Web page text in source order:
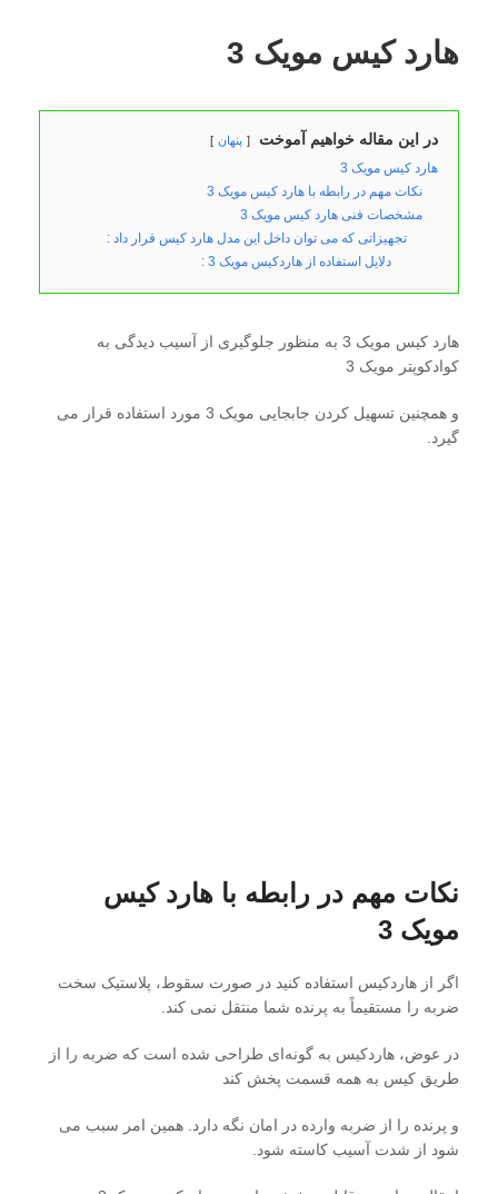
هارد کیس مویک 3
در این مقاله خواهیم آموخت پنهان
هارد کیس مویک 3
نکات مهم در رابطه با هارد کیس مویک 3
مشخصات فنی هارد کیس مویک 3
تجهیزاتی که می توان داخل این مدل هارد کیس قرار داد :
دلایل استفاده از هاردکیس مویک 3 :
هارد کیس مویک 3 به منظور جلوگیری از آسیب دیدگی به
کوادکوپتر مویک 3
و همچنین تسهیل کردن جابجایی مویک 3 مورد استفاده قرار می
گیرد.
نکات مهم در رابطه با هارد کیس
مویک 3
اگر از هاردکیس استفاده کنید در صورت سقوط، پلاستیک سخت
ضربه را مستقیماً به پرنده شما منتقل نمی کند.
در عوض، هاردکیس به گونه‌ای طراحی شده است که ضربه را از
طریق کیس به همه قسمت پخش کند
و پرنده را از ضربه وارده در امان نگه دارد. همین امر سبب می
شود از شدت آسیب کاسته شود.